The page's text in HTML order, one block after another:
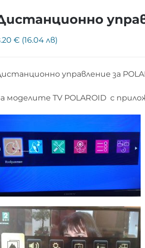
€ (16.04 лв)
управление за
моделите TV POLAROID с